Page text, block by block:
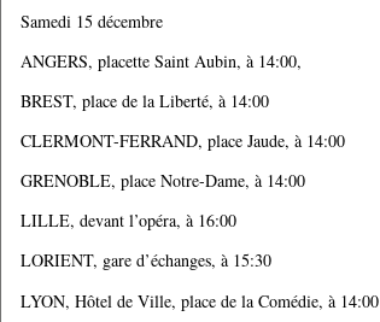
Samedi 15 décembre
ANGERS, placette Saint Aubin, à 14:00,
BREST, place de la Liberté, à 14:00
CLERMONT-FERRAND, place Jaude, à 14:00
GRENOBLE, place Notre-Dame, à 14:00
LILLE, devant l’opéra, à 16:00
LORIENT, gare d’échanges, à 15:30
LYON, Hôtel de Ville, place de la Comédie, à 14:00